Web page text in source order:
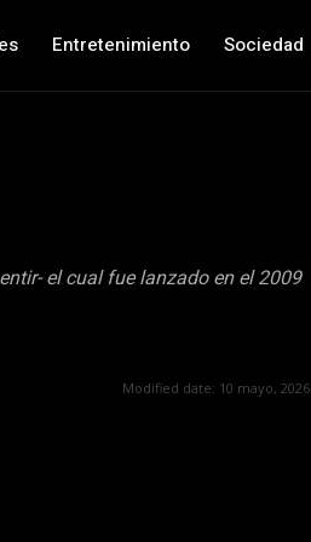
Entretenimiento Sociedad
el cual fue lanzado en el 2009
Modified date: 10 mayo, 2026